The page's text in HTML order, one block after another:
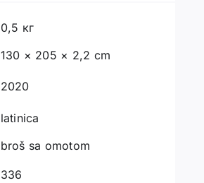
0,5 кг
130 × 205 × 2,2 cm
2020
latinica
broš sa omotom
336